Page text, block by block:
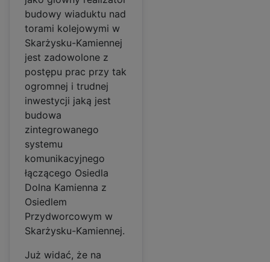
budowy wiaduktu nad
torami kolejowymi w
Skarżysku-Kamiennej
jest zadowolone z
postępu prac przy tak
ogromnej i trudnej
inwestycji jaką jest
budowa
zintegrowanego
systemu
komunikacyjnego
łączącego Osiedla
Dolna Kamienna z
Osiedlem
Przydworcowym w
Skarżysku-Kamiennej.
Już widać, że na